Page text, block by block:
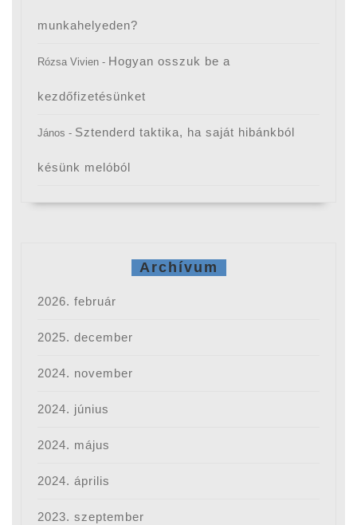
munkahelyeden?
Rózsa Vivien - Hogyan osszuk be a
kezdőfizetésünket
János - Sztenderd taktika, ha saját hibánkból
késünk melóból
Archívum
2026. február
2025. december
2024. november
2024. június
2024. május
2024. április
2023. szeptember